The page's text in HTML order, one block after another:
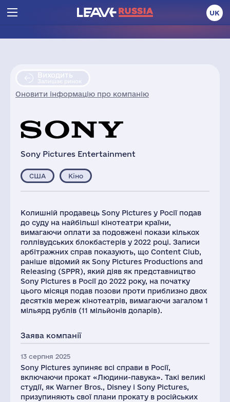
UK
Виходить
Залишає ринок
Оновити інформацію про компанію
Sony Pictures Entertainment
США Кіно
Колишній продавець Sony Pictures у Росії подав
до суду на найбільші кінотеатри країни,
вимагаючи оплати за подовжені покази кількох
голлівудських блокбастерів у 2022 році. Записи
арбітражних справ показують, що Content Club,
раніше відомий як Sony Pictures Productions and
Releasing (SPPR), який діяв як представництво
Sony Pictures в Росії до 2022 року, на початку
цього місяця подав позови проти приблизно двох
десятків мереж кінотеатрів, вимагаючи загалом 1
мільярд рублів (11 мільйонів доларів).
Заява компанії
13 серпня 2025
Sony Pictures зупиняє всі справи в Росії,
включаючи прокат «Людини-павука». Такі великі
студії, як Warner Bros., Disney і Sony Pictures,
призупиняють свої плани прокату в російських